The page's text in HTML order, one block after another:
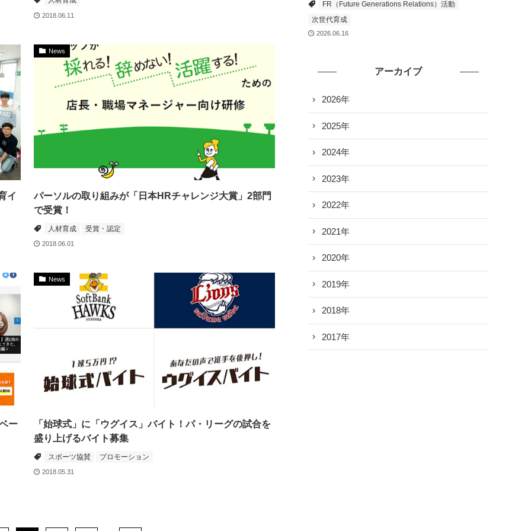
2018.06.11
イ
News
パーソルの取り組みが「日本HRチャレンジ大賞」2部門
で受賞！
人材育成 受賞・認定
2018.06.01
ー
News
「始球式」に「ウグイス」バイト！パ・リーグの試合を
盛り上げるバイト募集
スポーツ協賛 プロモーション
2018.05.31
FR（Future Generations Relations）活動
次世代育成
2026.06.16
アーカイブ
2026年
2025年
2024年
2023年
2022年
2021年
2020年
2019年
2018年
2017年